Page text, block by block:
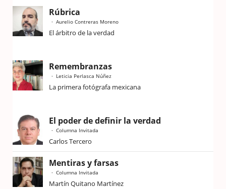
Rúbrica
Aurelio Contreras Moreno
El árbitro de la verdad
Remembranzas
Leticia Perlasca Núñez
La primera fotógrafa mexicana
El poder de definir la verdad
Columna Invitada
Carlos Tercero
Mentiras y farsas
Columna Invitada
Martín Quitano Martínez